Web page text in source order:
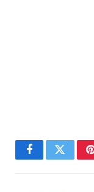
FacebookTwitter